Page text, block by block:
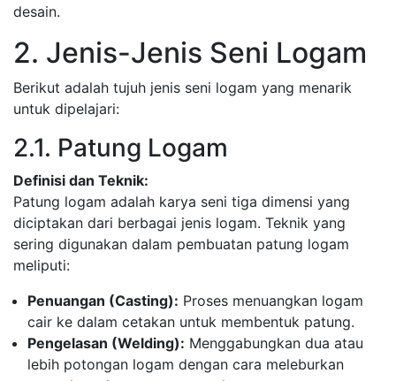
desain.
2. Jenis-Jenis Seni Logam
Berikut adalah tujuh jenis seni logam yang menarik
untuk dipelajari:
2.1. Patung Logam
Definisi dan Teknik:
Patung logam adalah karya seni tiga dimensi yang
diciptakan dari berbagai jenis logam. Teknik yang
sering digunakan dalam pembuatan patung logam
meliputi:
Penuangan (Casting): Proses menuangkan logam
cair ke dalam cetakan untuk membentuk patung.
Pengelasan (Welding): Menggabungkan dua atau
lebih potongan logam dengan cara meleburkan